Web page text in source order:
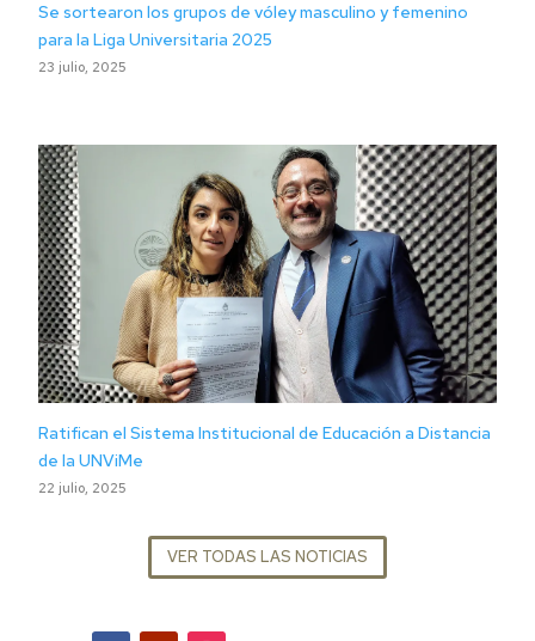
Se sortearon los grupos de vóley masculino y femenino
para la Liga Universitaria 2025
23 julio, 2025
Ratifican el Sistema Institucional de Educación a Distancia
de la UNViMe
22 julio, 2025
VER TODAS LAS NOTICIAS